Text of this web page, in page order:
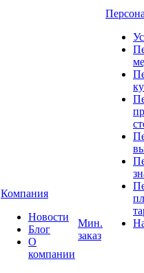
Компания
Новости
Блог
О
компании
Мин.
заказ